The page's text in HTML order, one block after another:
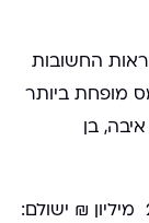
החשובות
מופחת ביותר
בן